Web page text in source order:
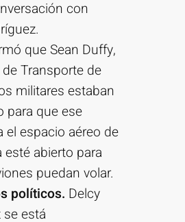
con
que Sean Duffy,
Transporte de
militares estaban
para que ese
el espacio aéreo de
esté abierto para
puedan volar.
políticos. Delcy
se está